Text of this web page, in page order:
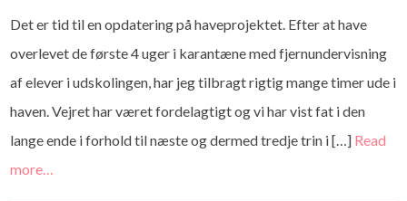
Det er tid til en opdatering på haveprojektet. Efter at have
overlevet de første 4 uger i karantæne med fjernundervisning
af elever i udskolingen, har jeg tilbragt rigtig mange timer ude i
haven. Vejret har været fordelagtigt og vi har vist fat i den
lange ende i forhold til næste og dermed tredje trin i […] Read
more…